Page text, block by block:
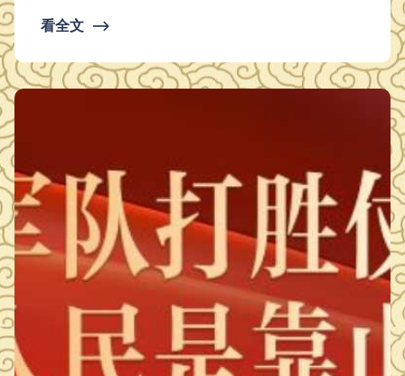
大精神”形成于不同历史时期，共同融入中国共产党领导下英雄
同标记英雄的人民在风雨无阻的跋涉中显现的坚毅风骨。“三大
看全文 ⟶